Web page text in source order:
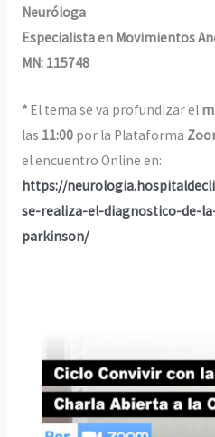
Neuróloga
Especialista en Movimientos
MN: 115748
* El tema se va profundizar el
las 11:00por la Plataforma
el encuentro Online en:
https://
se-realiza-el-diagnostico-de-
parkinson/